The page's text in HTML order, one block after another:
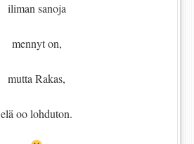
iliman sanoja
mennyt on,
mutta Rakas,
elä oo lohduton.